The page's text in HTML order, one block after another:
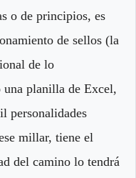
o de principios, es
de sellos (la
de lo
una planilla de Excel,
personalidades
millar, tiene el
del camino lo tendrá